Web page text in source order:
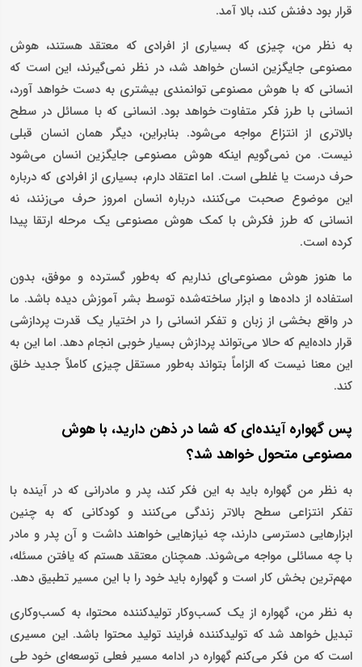
قرار بود دفنش کند، بالا آمد.
به نظر من، چیزی که بسیاری از افرادی که معتقد هستند، هوش
مصنوعی جایگزین انسان خواهد شد، در نظر نمی‌گیرند، این است که
انسانی که با هوش مصنوعی توانمندی بیشتری به دست خواهد آورد،
انسانی با طرز فکر متفاوت خواهد بود. انسانی که با مسائل در سطح
بالاتری از انتزاع مواجه می‌شود. بنابراین، دیگر همان انسان قبلی
نیست. من نمی‌گویم اینکه هوش مصنوعی جایگزین انسان می‌شود
حرف درست یا غلطی است. اما اعتقاد دارم، بسیاری از افرادی که درباره
این موضوع صحبت می‌کنند، درباره انسان امروز حرف می‌زنند، نه
انسانی که طرز فکرش با کمک هوش مصنوعی یک مرحله ارتقا پیدا
کرده است.
ما هنوز هوش مصنوعی‌ای نداریم که به‌طور گسترده و موفق، بدون
استفاده از داده‌ها و ابزار ساخته‌شده توسط بشر آموزش دیده باشد. ما
در واقع بخشی از زبان و تفکر انسانی را در اختیار یک قدرت پردازشی
قرار داده‌ایم که حالا می‌تواند پردازش بسیار خوبی انجام دهد. اما این به
این معنا نیست که الزاماً بتواند به‌طور مستقل چیزی کاملاً جدید خلق
کند.
پس گهواره آینده‌ای که شما در ذهن دارید، با هوش
مصنوعی متحول خواهد شد؟
به نظر من گهواره باید به این فکر کند، پدر و مادرانی که در آینده با
تفکر انتزاعی سطح بالاتر زندگی می‌کنند و کودکانی که به چنین
ابزارهایی دسترسی دارند، چه نیازهایی خواهند داشت و آن پدر و مادر
با چه مسائلی مواجه می‌شوند. همچنان معتقد هستم که یافتن مسئله،
مهم‌ترین بخش کار است و گهواره باید خود را با این مسیر تطبیق دهد.
به نظر من، گهواره از یک کسب‌وکار تولیدکننده محتوا، به کسب‌وکاری
تبدیل خواهد شد که تولیدکننده فرایند تولید محتوا باشد. این مسیری
است که من فکر می‌کنم گهواره در ادامه مسیر فعلی توسعه‌ای خود طی